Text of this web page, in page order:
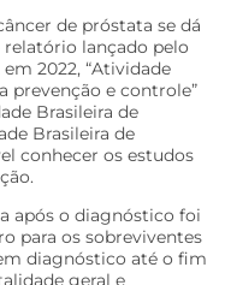
de próstata se dá
relatório lançado pelo
2022, “Atividade
prevenção e controle”
Brasileira de
Brasileira de
conhecer os estudos
após o diagnóstico foi
para os sobreviventes
diagnóstico até o fim
geral e